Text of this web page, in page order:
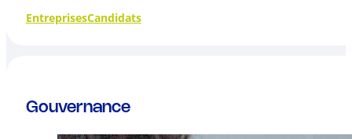
EntreprisesCandidats
Gouvernance